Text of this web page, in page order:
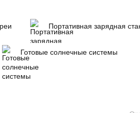
Портативная зарядная
Готовые солнечные системы